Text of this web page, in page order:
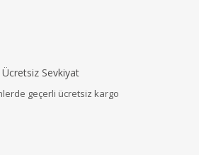
Ücretsiz Sevkiyat
geçerli ücretsiz kargo